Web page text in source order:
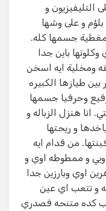
التليفيزيون و
و على وشها
مغطية جسمها كله.
باين جدا
ومخلية ايه اسخن
طيازها الكبيره
وحرفيا جسمها
انا هنزل الزباله و
و ريحتها
من قدام ايه
و ممطوطه اوي و
اوي وبارزين جدا
و تتعب اي عين
كده متنحه فصدري